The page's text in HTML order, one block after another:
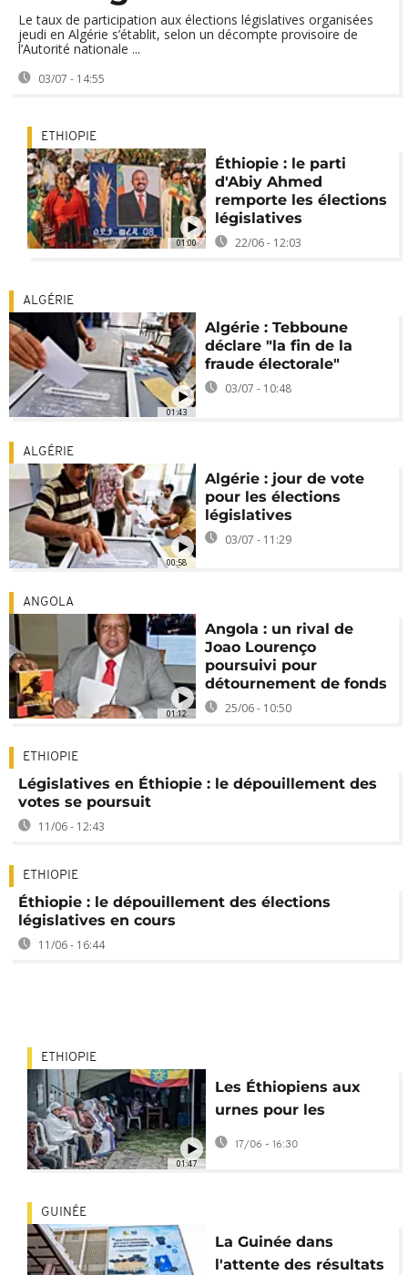
Le taux de participation aux élections législatives organisées
jeudi en Algérie s’établit, selon un décompte provisoire de
l’Autorité nationale ...
03/07 - 14:55
01:00
ETHIOPIE
Éthiopie : le parti
d'Abiy Ahmed
remporte les élections
législatives
22/06 - 12:03
01:43
ALGÉRIE
Algérie : Tebboune
déclare "la fin de la
fraude électorale"
03/07 - 10:48
00:58
ALGÉRIE
Algérie : jour de vote
pour les élections
législatives
03/07 - 11:29
01:12
ANGOLA
Angola : un rival de
Joao Lourenço
poursuivi pour
détournement de fonds
25/06 - 10:50
ETHIOPIE
Législatives en Éthiopie : le dépouillement des
votes se poursuit
11/06 - 12:43
ETHIOPIE
Éthiopie : le dépouillement des élections
législatives en cours
11/06 - 16:44
01:47
ETHIOPIE
Les Éthiopiens aux
urnes pour les
élections législatives
17/06 - 16:30
GUINÉE
La Guinée dans
l'attente des résultats